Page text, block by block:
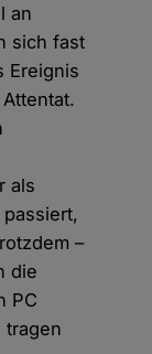
an
sich fast
Ereignis
als
–
die
PC
tragen